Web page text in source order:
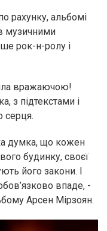
рахунку, альбомі
музичними
рок-н-ролу і
вражаючою!
з підтекстами і
серця.
думка, що кожен
будинку, своєї
його закони. І
впаде, -
Арсен Мірзоян.